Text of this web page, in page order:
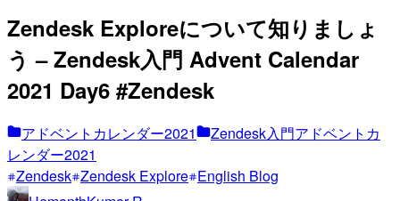
Zendesk Exploreについて知りましょ
う – Zendesk入門 Advent Calendar
2021 Day6 #Zendesk
アドベントカレンダー2021
Zendesk入門アドベントカ
レンダー2021
Zendesk Zendesk Explore English Blog